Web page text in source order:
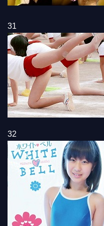
31
32